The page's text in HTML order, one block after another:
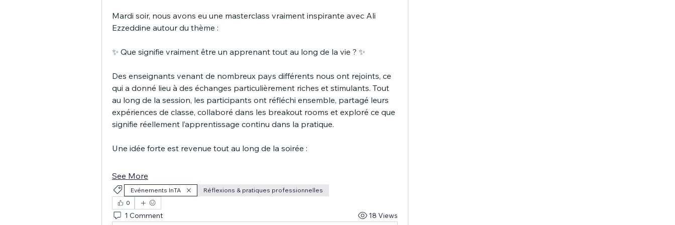
Mardi soir, nous avons eu une masterclass vraiment inspirante avec Ali
Ezzeddine autour du thème :
✨ Que signifie vraiment être un apprenant tout au long de la vie ? ✨
Des enseignants venant de nombreux pays différents nous ont rejoints, ce
qui a donné lieu à des échanges particulièrement riches et stimulants. Tout
au long de la session, les participants ont réfléchi ensemble, partagé leurs
expériences de classe, collaboré dans les breakout rooms et exploré ce que
signifie réellement l’apprentissage continu dans la pratique.
Une idée forte est revenue tout au long de la soirée :
See More
Evénements InTA
Réflexions & pratiques professionnelles
0
1 Comment 18 Views